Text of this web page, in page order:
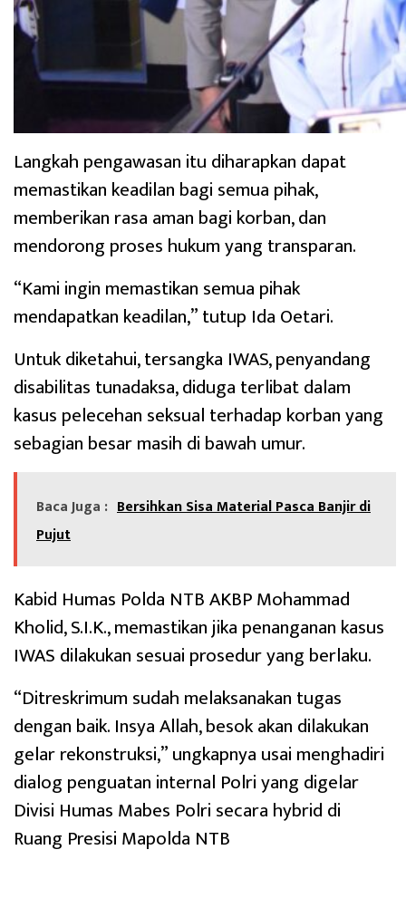
Langkah pengawasan itu diharapkan dapat
memastikan keadilan bagi semua pihak,
memberikan rasa aman bagi korban, dan
mendorong proses hukum yang transparan.
“Kami ingin memastikan semua pihak
mendapatkan keadilan,” tutup Ida Oetari.
Untuk diketahui, tersangka IWAS, penyandang
disabilitas tunadaksa, diduga terlibat dalam
kasus pelecehan seksual terhadap korban yang
sebagian besar masih di bawah umur.
Baca Juga : Bersihkan Sisa Material Pasca Banjir di
Pujut
Kabid Humas Polda NTB AKBP Mohammad
Kholid, S.I.K., memastikan jika penanganan kasus
IWAS dilakukan sesuai prosedur yang berlaku.
“Ditreskrimum sudah melaksanakan tugas
dengan baik. Insya Allah, besok akan dilakukan
gelar rekonstruksi,” ungkapnya usai menghadiri
dialog penguatan internal Polri yang digelar
Divisi Humas Mabes Polri secara hybrid di
Ruang Presisi Mapolda NTB